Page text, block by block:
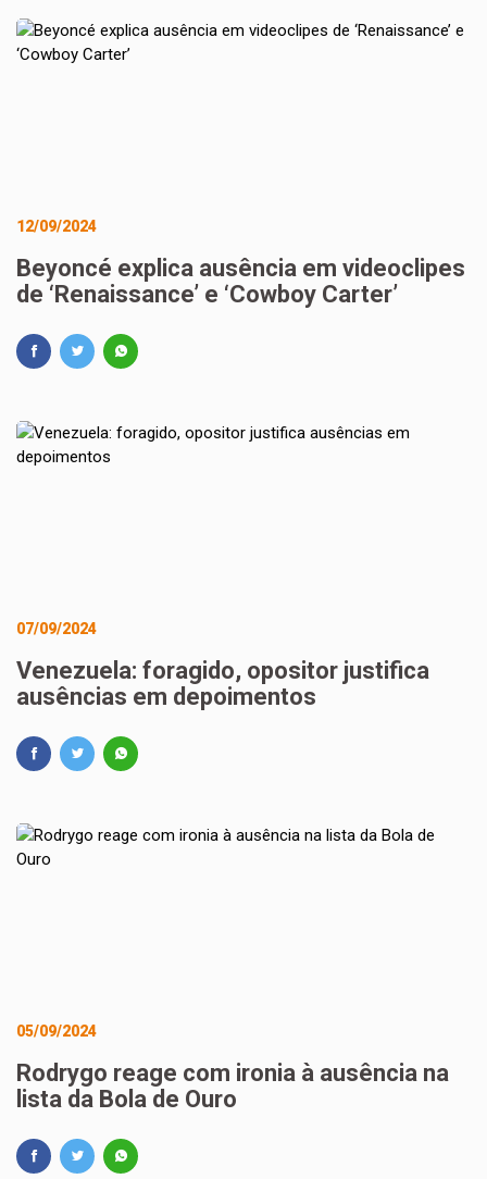
12/09/2024
Beyoncé explica ausência em videoclipes
de ‘Renaissance’ e ‘Cowboy Carter’
07/09/2024
Venezuela: foragido, opositor justifica
ausências em depoimentos
05/09/2024
Rodrygo reage com ironia à ausência na
lista da Bola de Ouro